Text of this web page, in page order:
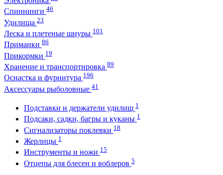
Спиннинги 46
Удилища 23
Леска и плетеные шнуры 101
Приманки 86
Прикормки 19
Хранение и транспортировка 89
Оснастка и фурнитура 196
Аксессуары рыболовные 41
Подставки и держатели удилищ 1
Подсаки, садки, багры и куканы 1
Сигнализаторы поклевки 18
Жерлицы 1
Инструменты и ножи 15
Отцепы для блесен и воблеров 5